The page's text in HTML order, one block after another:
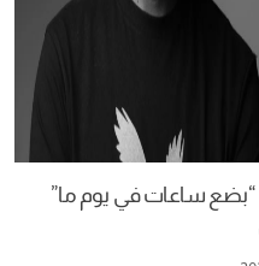
وفيلم “بضع ساعات في يوم ما”